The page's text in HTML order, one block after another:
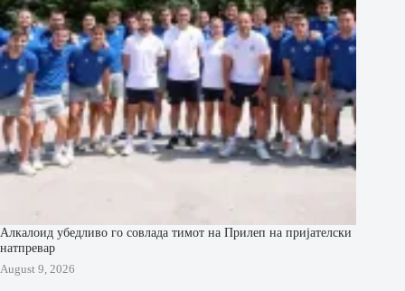
Алкалоид убедливо го совлада тимот на Прилеп на пријателски
натпревар
August 9, 2026